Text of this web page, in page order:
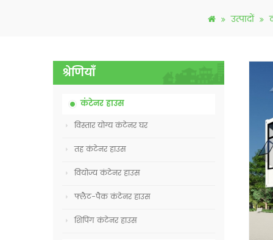
उत्पादों
श्रेणियाँ
कंटेनर हाउस
विस्तार योग्य कंटेनर घर
तह कंटेनर हाउस
वियोज्य कंटेनर हाउस
फ्लैट-पैक कंटेनर हाउस
शिपिंग कंटेनर हाउस